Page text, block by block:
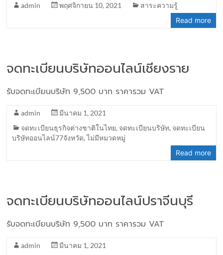
admin พฤศจิกายน 10, 2021
สาระความรู้
Read more
จดทะเบียนบริษัทออนไลน์เชียงราย
รับจดทะเบียนบริษัท 9,500 บาท ราคารวม VAT
admin
มีนาคม 1, 2021
จดทะเบียนธุรกิจต่างชาติในไทย, จดทะเบียนบริษัท, จดทะเบียน
บริษัทออนไลน์77จังหวัด,ไม่มีหมวดหมู่
Read more
จดทะเบียนบริษัทออนไลน์ปราจีนบุรี
รับจดทะเบียนบริษัท 9,500 บาท ราคารวม VAT
admin
มีนาคม 1, 2021